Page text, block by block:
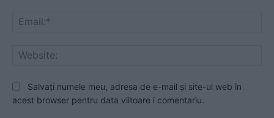
Salvați numele meu, adresa de e-mail și site-ul web în
acest browser pentru data viitoare i comentariu.